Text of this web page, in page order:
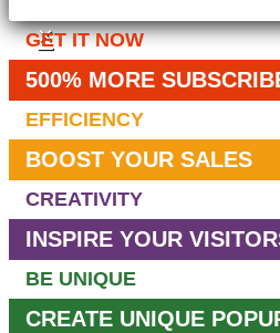
×
GET IT NOW
500% MORE
EFFICIENCY
BOOST YOUR SALES
CREATIVITY
INSPIRE YOUR
BE UNIQUE
CREATE UNIQUE